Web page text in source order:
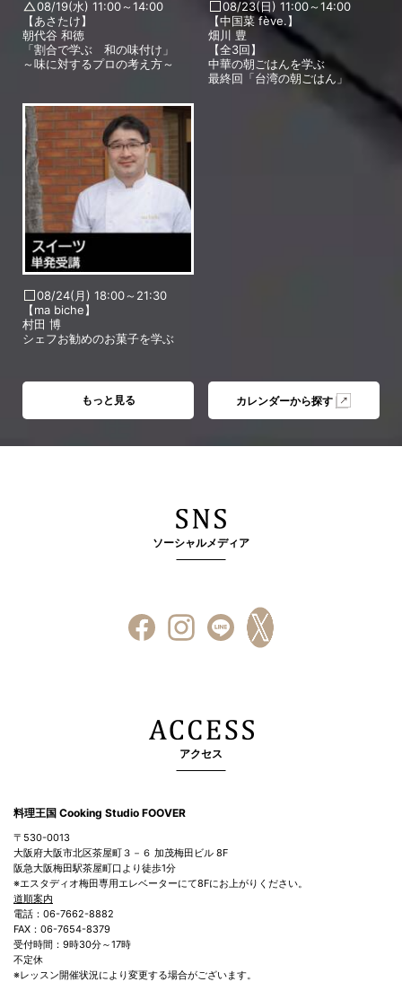
08/19(水) 11:00～14:00
【あさたけ】
朝代谷 和徳
「割合で学ぶ 和の味付け」
～味に対するプロの考え方～
08/23(日) 11:00～14:00
【中国菜 fève.】
畑川 豊
【全3回】
中華の朝ごはんを学ぶ
最終回「台湾の朝ごはん」
08/24(月) 18:00～21:30
【ma biche】
村田 博
シェフお勧めのお菓子を学ぶ
もっと見る カレンダーから探す
ソーシャルメディア
アクセス
料理王国 Cooking Studio FOOVER
〒530-0013
大阪府大阪市北区茶屋町３－６ 加茂梅田ビル 8F
阪急大阪梅田駅茶屋町口より徒歩1分
※エスタディオ梅田専用エレベーターにて8Fにお上がりください。
道順案内
電話：06-7662-8882
FAX：06-7654-8379
受付時間：9時30分～17時
不定休
※レッスン開催状況により変更する場合がございます。